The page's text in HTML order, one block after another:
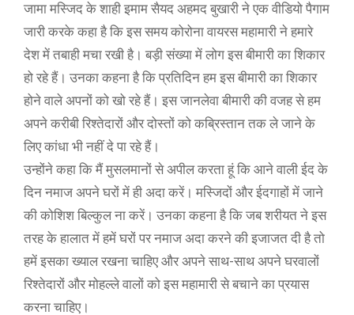
जामा मस्जिद के शाही इमाम सैयद अहमद बुखारी ने एक वीडियो पैगाम
जारी करके कहा है कि इस समय कोरोना वायरस महामारी ने हमारे
देश में तबाही मचा रखी है। बड़ी संख्या में लोग इस बीमारी का शिकार
हो रहे हैं। उनका कहना है कि प्रतिदिन हम इस बीमारी का शिकार
होने वाले अपनों को खो रहे हैं। इस जानलेवा बीमारी की वजह से हम
अपने करीबी रिश्तेदारों और दोस्तों को कब्रिस्तान तक ले जाने के
लिए कांधा भी नहीं दे पा रहे हैं।
उन्होंने कहा कि मैं मुसलमानों से अपील करता हूं कि आने वाली ईद के
दिन नमाज अपने घरों में ही अदा करें। मस्जिदों और ईदगाहों में जाने
की कोशिश बिल्कुल ना करें। उनका कहना है कि जब शरीयत ने इस
तरह के हालात में हमें घरों पर नमाज अदा करने की इजाजत दी है तो
हमें इसका ख्याल रखना चाहिए और अपने साथ-साथ अपने घरवालों
रिश्तेदारों और मोहल्ले वालों को इस महामारी से बचाने का प्रयास
करना चाहिए।